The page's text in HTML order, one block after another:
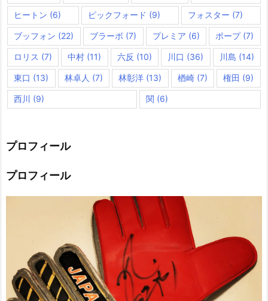
ヒートン (6) ピックフォード (9) フォスター (7)
ブッフォン (22) ブラーボ (7) プレミア (6) ポープ(7)
ロリス (7) 中村 (11) 六反 (10) 川口 (36) 川島 (14)
東口 (13) 林卓人 (7) 林彰洋 (13) 楢崎(7) 権田 (9)
西川 (9) 関 (6)
プロフィール
プロフィール